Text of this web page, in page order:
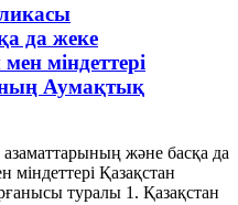
да жеке
міндеттері
Аумақтық
және басқа да
Қазақстан
туралы 1. Қазақстан